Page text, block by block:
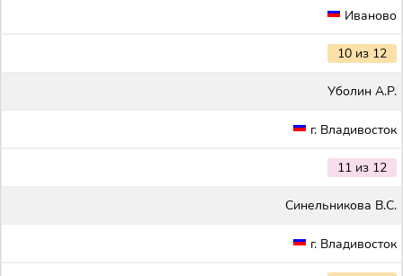
Иваново
10 из 12
Уболин А.Р.
г. Владивосток
11 из 12
Синельникова В.С.
г. Владивосток